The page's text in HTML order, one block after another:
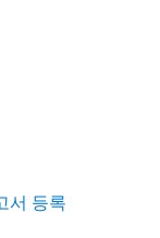
서 등록